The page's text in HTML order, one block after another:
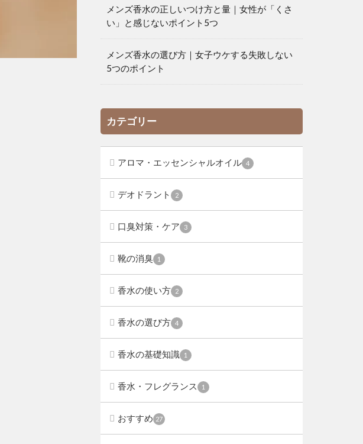
メンズ香水の正しいつけ方と量｜女性が「くさ
い」と感じないポイント5つ
メンズ香水の選び方｜女子ウケする失敗しない
5つのポイント
カテゴリー
アロマ・エッセンシャルオイル 4
デオドラント 2
口臭対策・ケア 3
靴の消臭 1
香水の使い方 2
香水の選び方 4
香水の基礎知識 1
香水・フレグランス 1
おすすめ 27